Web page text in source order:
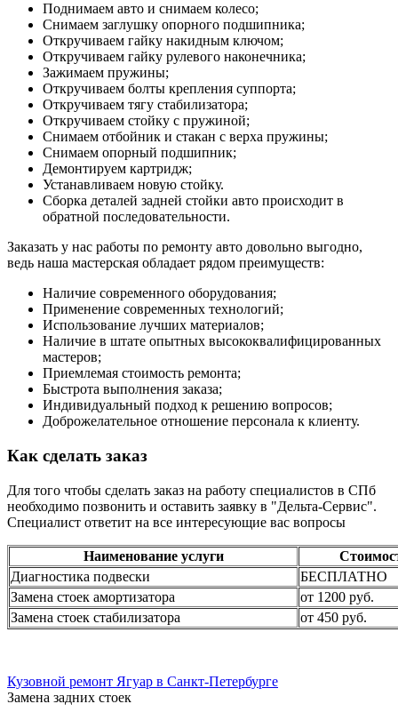
Поднимаем авто и снимаем колесо;
Снимаем заглушку опорного подшипника;
Откручиваем гайку накидным ключом;
Откручиваем гайку рулевого наконечника;
Зажимаем пружины;
Откручиваем болты крепления суппорта;
Откручиваем тягу стабилизатора;
Откручиваем стойку с пружиной;
Снимаем отбойник и стакан с верха пружины;
Снимаем опорный подшипник;
Демонтируем картридж;
Устанавливаем новую стойку.
Сборка деталей задней стойки авто происходит в
обратной последовательности.
Заказать у нас работы по ремонту авто довольно выгодно,
ведь наша мастерская обладает рядом преимуществ:
Наличие современного оборудования;
Применение современных технологий;
Использование лучших материалов;
Наличие в штате опытных высококвалифицированных
мастеров;
Приемлемая стоимость ремонта;
Быстрота выполнения заказа;
Индивидуальный подход к решению вопросов;
Доброжелательное отношение персонала к клиенту.
Как сделать заказ
Для того чтобы сделать заказ на работу специалистов в СПб
необходимо позвонить и оставить заявку в "Дельта-Сервис".
Специалист ответит на все интересующие вас вопросы
Наименование услуги
Диагностика подвески
БЕСПЛАТНО
Замена стоек амортизатора
от 1200 руб.
Замена стоек стабилизатора
от 450 руб.
Кузовной ремонт Ягуар в Санкт-Петербурге
Замена задних стоек